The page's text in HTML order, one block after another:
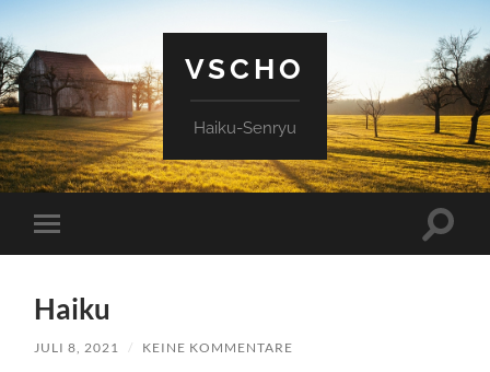
VSCHO
Haiku-Senryu
Mobile-
Menü
Haiku
JULI 8, 2021 / KEINE KOMMENTARE